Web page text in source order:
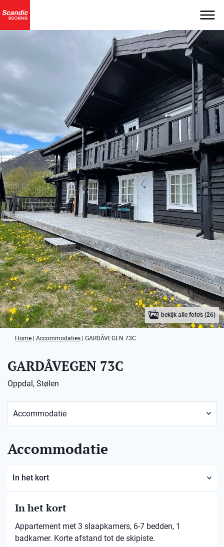
bekijk alle foto's (26)
Home Accommodaties GARDÅVEGEN 73C
GARDÅVEGEN 73C
Oppdal, Stølen
Accommodatie
In het kort
In het kort
Appartement met 3 slaapkamers, 6-7 bedden, 1
badkamer. Korte afstand tot de skipiste.